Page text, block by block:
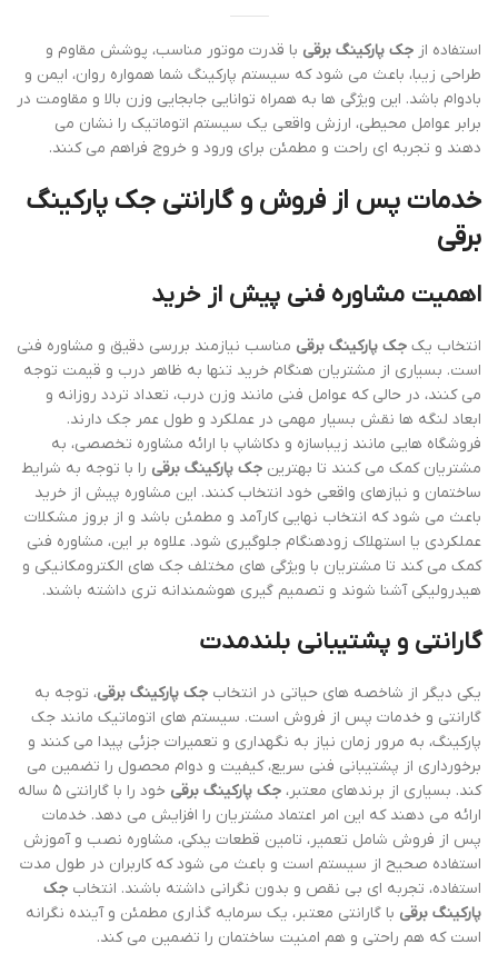
استفاده از جک پارکینگ برقی با قدرت موتور مناسب، پوشش مقاوم و
طراحی زیبا، باعث می شود که سیستم پارکینگ شما همواره روان، ایمن و
بادوام باشد. این ویژگی ها به همراه توانایی جابجایی وزن بالا و مقاومت در
برابر عوامل محیطی، ارزش واقعی یک سیستم اتوماتیک را نشان می
دهند و تجربه ای راحت و مطمئن برای ورود و خروج فراهم می کنند.
خدمات پس از فروش و گارانتی جک پارکینگ
برقی
اهمیت مشاوره فنی پیش از خرید
انتخاب یک جک پارکینگ برقی مناسب نیازمند بررسی دقیق و مشاوره فنی
است. بسیاری از مشتریان هنگام خرید تنها به ظاهر درب و قیمت توجه
می کنند، در حالی که عوامل فنی مانند وزن درب، تعداد تردد روزانه و
ابعاد لنگه ها نقش بسیار مهمی در عملکرد و طول عمر جک دارند.
فروشگاه هایی مانند زیباسازه و دکاشاپ با ارائه مشاوره تخصصی، به
مشتریان کمک می کنند تا بهترین جک پارکینگ برقی را با توجه به شرایط
ساختمان و نیازهای واقعی خود انتخاب کنند. این مشاوره پیش از خرید
باعث می شود که انتخاب نهایی کارآمد و مطمئن باشد و از بروز مشکلات
عملکردی یا استهلاک زودهنگام جلوگیری شود. علاوه بر این، مشاوره فنی
کمک می کند تا مشتریان با ویژگی های مختلف جک های الکترومکانیکی و
هیدرولیکی آشنا شوند و تصمیم گیری هوشمندانه تری داشته باشند.
گارانتی و پشتیبانی بلندمدت
یکی دیگر از شاخصه های حیاتی در انتخاب جک پارکینگ برقی، توجه به
گارانتی و خدمات پس از فروش است. سیستم های اتوماتیک مانند جک
پارکینگ، به مرور زمان نیاز به نگهداری و تعمیرات جزئی پیدا می کنند و
برخورداری از پشتیبانی فنی سریع، کیفیت و دوام محصول را تضمین می
کند. بسیاری از برندهای معتبر، جک پارکینگ برقی
خود را با گارانتی ۵ ساله
ارائه می دهند که این امر اعتماد مشتریان را افزایش می دهد. خدمات
پس از فروش شامل تعمیر، تامین قطعات یدکی، مشاوره نصب و آموزش
استفاده صحیح از سیستم است و باعث می شود که کاربران در طول مدت
استفاده، تجربه ای بی نقص و بدون نگرانی داشته باشند. انتخاب جک
پارکینگ برقی با گارانتی معتبر، یک سرمایه گذاری مطمئن و آینده نگرانه
است که هم راحتی و هم امنیت ساختمان را تضمین می کند.